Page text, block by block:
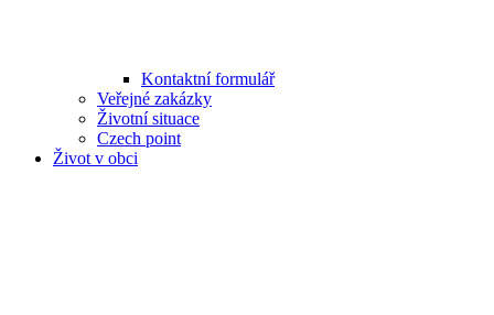
Kontaktní formulář
Veřejné zakázky
Životní situace
Czech point
Život v obci